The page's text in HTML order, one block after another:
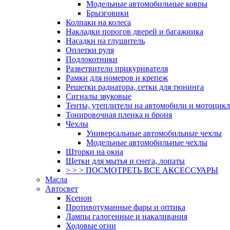
Модельные автомобильные ковры
Брызговики
Колпаки на колеса
Накладки порогов дверей и багажника
Насадки на глушитель
Оплетки руля
Подлокотники
Разветвители прикуривателя
Рамки для номеров и крепеж
Решетки радиатора, сетки для тюнинга
Сигналы звуковые
Тенты, утеплители на автомобили и
Тонировочная пленка и броня
Чехлы
Универсальные автомобильные чехлы
Модельные автомобильные чехлы
Шторки на окна
Щетки для мытья и снега, лопаты
> > > ПОСМОТРЕТЬ ВСЕ АКСЕССУАРЫ
Масла
Автосвет
Ксенон
Противотуманные фары и оптика
Лампы галогенные и накаливания
Ходовые огни